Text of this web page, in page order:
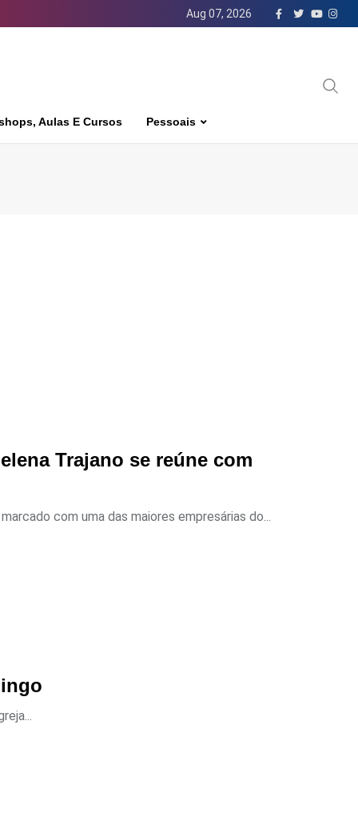
Aug 07, 2026
Aulas E Cursos Pessoais
Trajano se reúne com
com uma das maiores empresárias do...